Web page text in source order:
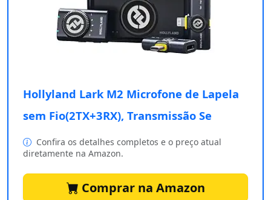
Hollyland Lark M2 Microfone de Lapela
sem Fio(2TX+3RX), Transmissão Se
Confira os detalhes completos e o preço atual
diretamente na Amazon.
Comprar na Amazon